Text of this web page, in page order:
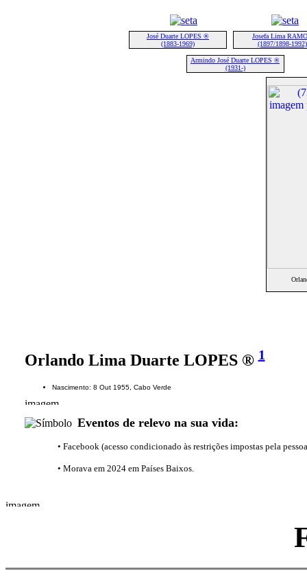
José Duarte LOPES ®
(1883-1969)
Josefa Lima
(1897/1898-1992)
Armindo José Duarte LOPES ®
(1931-)
Orlando Lima Duarte LOPES ®1
Nascimento: 8 Out 1955, Cabo Verde
Eventos de relevo na sua vida:
• Facebook (acesso condicionado às restrições impostas pela
• Morava em 2024 em Países Baixos.